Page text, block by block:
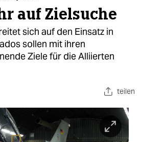
auf Zielsuche
sich auf den Einsatz in
sollen mit ihren
Ziele für die Alliierten
teilen